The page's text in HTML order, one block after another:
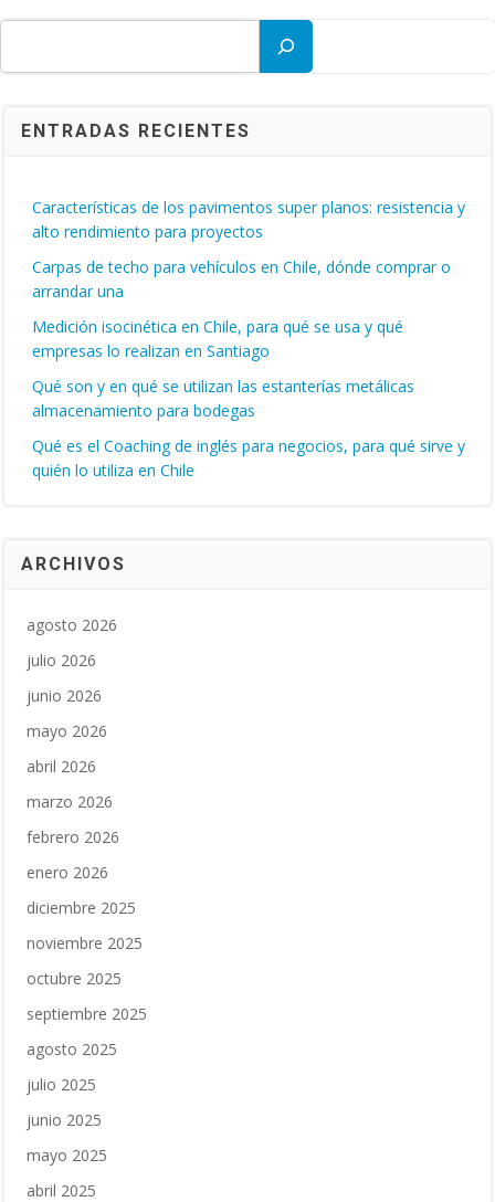
ENTRADAS RECIENTES
Características de los pavimentos super planos: resistencia y
alto rendimiento para proyectos
Carpas de techo para vehículos en Chile, dónde comprar o
arrandar una
Medición isocinética en Chile, para qué se usa y qué
empresas lo realizan en Santiago
Qué son y en qué se utilizan las estanterías metálicas
almacenamiento para bodegas
Qué es el Coaching de inglés para negocios, para qué sirve y
quién lo utiliza en Chile
ARCHIVOS
agosto 2026
julio 2026
junio 2026
mayo 2026
abril 2026
marzo 2026
febrero 2026
enero 2026
diciembre 2025
noviembre 2025
octubre 2025
septiembre 2025
agosto 2025
julio 2025
junio 2025
mayo 2025
abril 2025